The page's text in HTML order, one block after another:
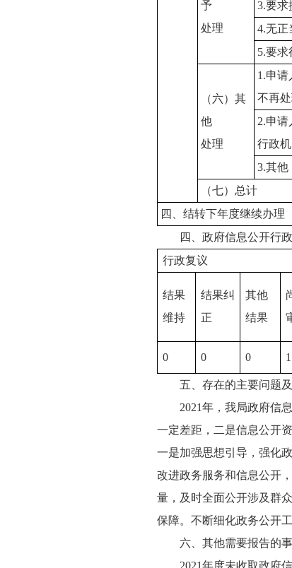
予
处理
3.要求
4.无正
5.要
（六）其
他
处理
1.申
不再
2.申请
行政
3.其他
（七）总计
四、结转下年度继续办理
四、政府信息公开行政
行政复议
结果
维持
结果纠
正
其他
结果
0 0 0 1
五、存在的主要问题及
2021年，我局政府信息
一定差距，二是信息公开
一是加强思想引导，强化
改进政务服务和信息公开
量，及时全面公开涉及群
保障。不断细化政务公开
六、其他需要报告的
2021年度未收取政府信